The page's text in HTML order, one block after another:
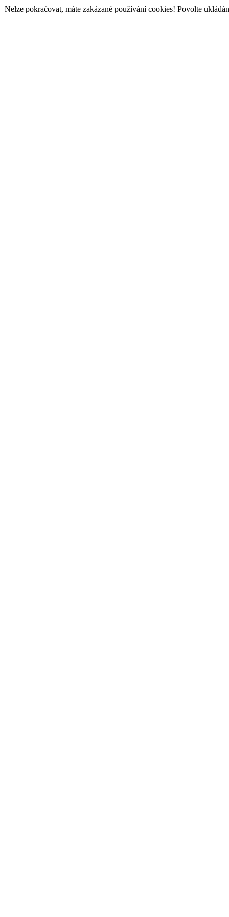
Nelze pokračovat, máte zakázané používání cookies! Povolte